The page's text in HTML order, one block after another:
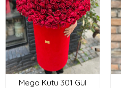
Mega Kutu 301 Gül